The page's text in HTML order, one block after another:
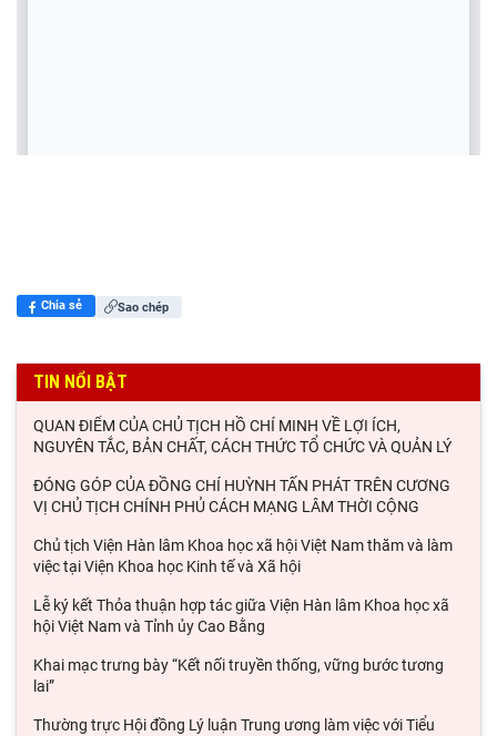
Chia sẻ Sao chép
TIN NỔI BẬT
QUAN ĐIỂM CỦA CHỦ TỊCH HỒ CHÍ MINH VỀ LỢI ÍCH,
NGUYÊN TẮC, BẢN CHẤT, CÁCH THỨC TỔ CHỨC VÀ QUẢN LÝ
ĐÓNG GÓP CỦA ĐỒNG CHÍ HUỲNH TẤN PHÁT TRÊN CƯƠNG
VỊ CHỦ TỊCH CHÍNH PHỦ CÁCH MẠNG LÂM THỜI CỘNG
Chủ tịch Viện Hàn lâm Khoa học xã hội Việt Nam thăm và làm
việc tại Viện Khoa học Kinh tế và Xã hội
Lễ ký kết Thỏa thuận hợp tác giữa Viện Hàn lâm Khoa học xã
hội Việt Nam và Tỉnh ủy Cao Bằng
Khai mạc trưng bày “Kết nối truyền thống, vững bước tương
lai”
Thường trực Hội đồng Lý luận Trung ương làm việc với Tiểu